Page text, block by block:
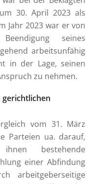
30. April 2023 als
Jahr 2023 war er von
seines
arbeitsunfähig
in der Lage, seinen
zu nehmen.
vom 31. März
Parteien ua. darauf,
bestehende
einer Abfindung
arbeitgeberseitige